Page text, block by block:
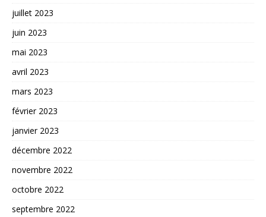
juillet 2023
juin 2023
mai 2023
avril 2023
mars 2023
février 2023
janvier 2023
décembre 2022
novembre 2022
octobre 2022
septembre 2022